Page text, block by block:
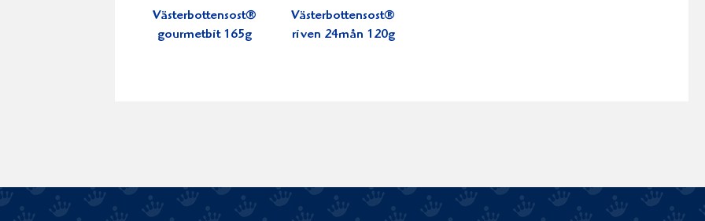
Västerbottensost®
gourmetbit 165g
Västerbottensost®
riven 24mån 120g